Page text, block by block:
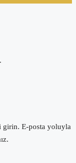
girin. E-posta yoluyla